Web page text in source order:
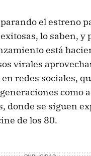
el estreno
lo saben, y
está
virales
redes sociales,
como
donde se siguen
de los 80.